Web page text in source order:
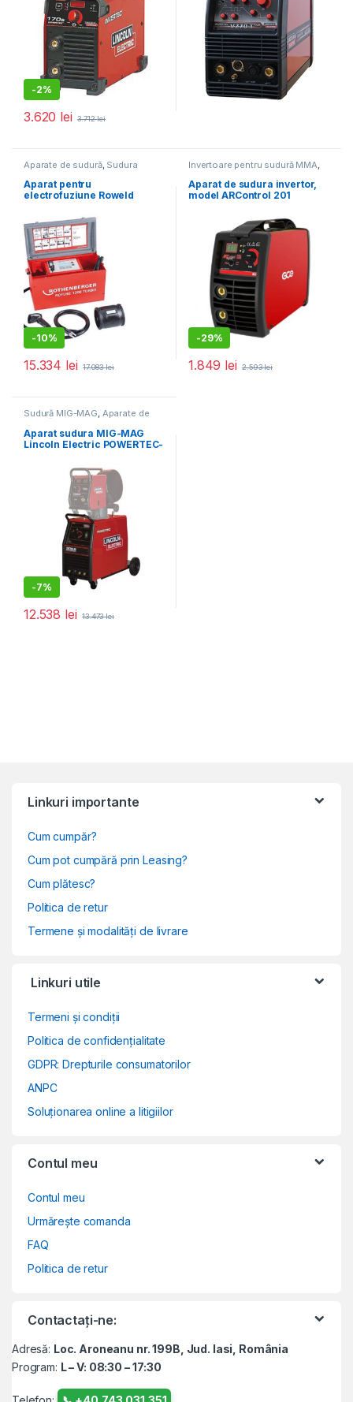
-2%
3.620 lei 3.712lei
Aparate de sudură, Sudura
țevilor din plastic
Aparat pentru
electrofuziune Roweld
-10%
15.334 lei 17.083lei
Invertoare pentru sudură MMA
Aparate de sudură
Aparat de sudura invertor,
model ARControl 201
-29%
1.849 lei 2.593lei
Sudură MIG-MAG, Aparate de
sudură
Aparat sudura MIG-MAG
Lincoln Electric POWERTEC-
-7%
12.538 lei 13.473lei
Linkuri importante
Cum cumpăr?
Cum pot cumpără prin Leasing?
Cum plătesc?
Politica de retur
Termene și modalități de livrare
Linkuri utile
Termeni și condiții
Politica de confidențialitate
GDPR: Drepturile consumatorilor
ANPC
Soluționarea online a litigiilor
Contul meu
Contul meu
Urmărește comanda
FAQ
Politica de retur
Contactați-ne:
Adresă: Loc. Aroneanu nr. 199B, Jud. Iasi, România
Program: L – V: 08:30 – 17:30